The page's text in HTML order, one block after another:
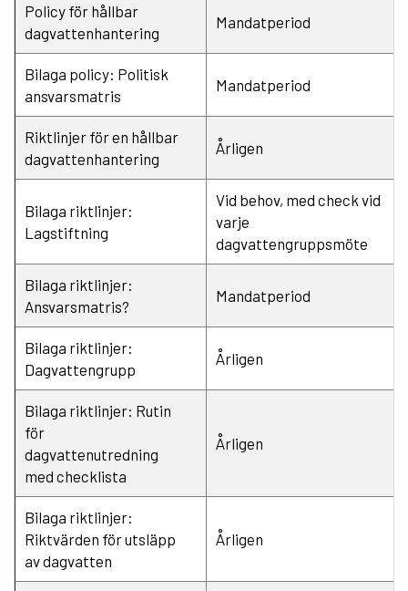
Policy för hållbar
dagvattenhantering
Mandatperiod
Bilaga policy: Politisk
ansvarsmatris
Mandatperiod
Riktlinjer för en hållbar
dagvattenhantering
Årligen
Bilaga riktlinjer:
Lagstiftning
Vid behov, med check vid
varje
dagvattengruppsmöte
Bilaga riktlinjer:
Ansvarsmatris?
Mandatperiod
Bilaga riktlinjer:
Dagvattengrupp
Årligen
Bilaga riktlinjer: Rutin
för
dagvattenutredning
med checklista
Årligen
Bilaga riktlinjer:
Riktvärden för utsläpp
av dagvatten
Årligen